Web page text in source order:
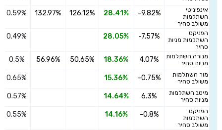
אינפיניטי
השתלמות
משולב סחיר
-9.82%
28.41%
126.12%
132.97%
0.59%
הפניקס
השתלמות מניות
סחיר
-7.57%
28.05%
0.49%
מנורה השתלמות
מניות סחיר
4.07%
18.36%
50.65%
56.96%
0.5%
מור השתלמות
משולב סחיר
-0.75%
15.36%
0.65%
מיטב השתלמות
מניות סחיר
6.3%
14.64%
0.57%
הפניקס
השתלמות
משולב סחיר
-0.8%
14.16%
0.55%